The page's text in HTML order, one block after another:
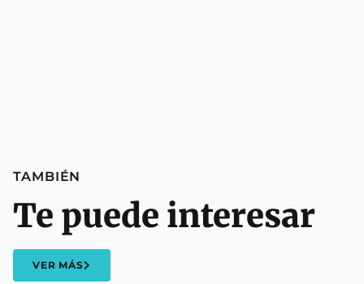
TAMBIÉN
Te puede interesar
VER MÁS